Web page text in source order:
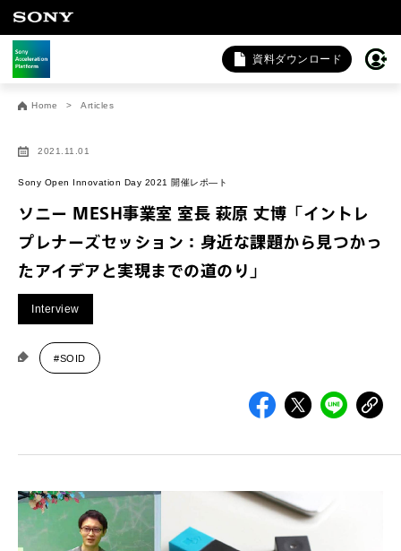
資料ダウンロード
Home Articles
2021.11.01
Sony Open Innovation Day 2021 開催レポ―ト
ソニー MESH事業室 室長 萩原 丈博「イントレ
プレナーズセッション：身近な課題から見つかっ
たアイデアと実現までの道のり」
Interview
#SOID
お問い合わせ
法人向けサービスに関するご相談・お問い合わせは以下のボタ
法人お問い合わせ
FAQ&個人お問い合わせは以下のボタンからお願いします。